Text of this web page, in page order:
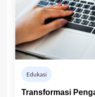
Edukasi
Transformasi